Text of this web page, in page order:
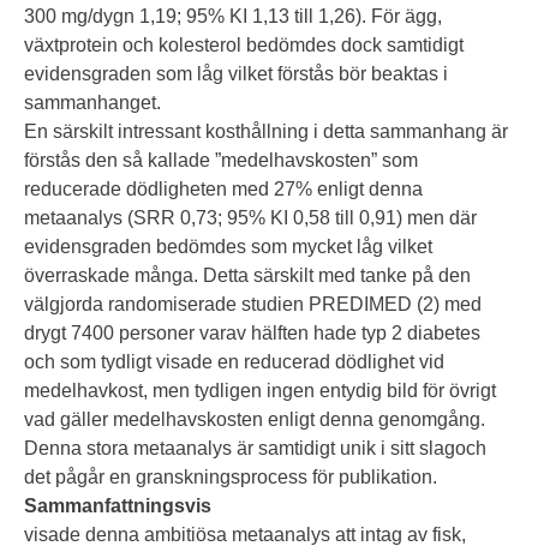
300 mg/dygn 1,19; 95% KI 1,13 till 1,26). För ägg,
växtprotein och kolesterol bedömdes dock samtidigt
evidensgraden som låg vilket förstås bör beaktas i
sammanhanget.
En särskilt intressant kosthållning i detta sammanhang är
förstås den så kallade ”medelhavskosten” som
reducerade dödligheten med 27% enligt denna
metaanalys (SRR 0,73; 95% KI 0,58 till 0,91) men där
evidensgraden bedömdes som mycket låg vilket
överraskade många. Detta särskilt med tanke på den
välgjorda randomiserade studien PREDIMED (2) med
drygt 7400 personer varav hälften hade typ 2 diabetes
och som tydligt visade en reducerad dödlighet vid
medelhavkost, men tydligen ingen entydig bild för övrigt
vad gäller medelhavskosten enligt denna genomgång.
Denna stora metaanalys är samtidigt unik i sitt slagoch
det pågår en granskningsprocess för publikation.
Sammanfattningsvis
visade denna ambitiösa metaanalys att intag av fisk,